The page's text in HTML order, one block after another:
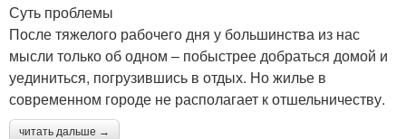
Суть проблемы
После тяжелого рабочего дня у большинства из нас
мысли только об одном – побыстрее добраться домой и
уединиться, погрузившись в отдых. Но жилье в
современном городе не располагает к отшельничеству.
читать дальше →